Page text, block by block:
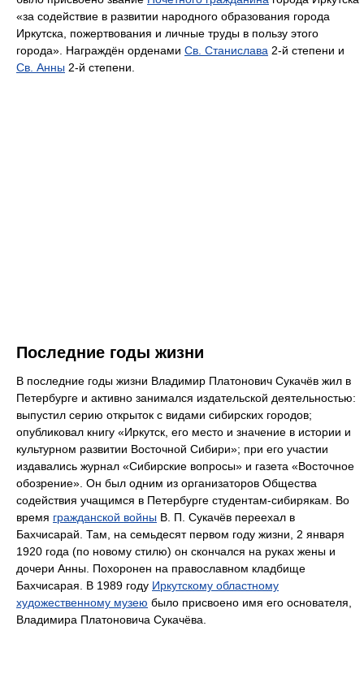
«за содействие в развитии народного образования города
Иркутска, пожертвования и личные труды в пользу этого
города». Награждён орденами Св. Станислава 2-й степени и
Св. Анны 2-й степени.
Последние годы жизни
В последние годы жизни Владимир Платонович Сукачёв жил в
Петербурге и активно занимался издательской деятельностью:
выпустил серию открыток с видами сибирских городов;
опубликовал книгу «Иркутск, его место и значение в истории и
культурном развитии Восточной Сибири»; при его участии
издавались журнал «Сибирские вопросы» и газета «Восточное
обозрение». Он был одним из организаторов Общества
содействия учащимся в Петербурге студентам-сибирякам. Во
время гражданской войны В. П. Сукачёв переехал в
Бахчисарай. Там, на семьдесят первом году жизни, 2 января
1920 года (по новому стилю) он скончался на руках жены и
дочери Анны. Похоронен на православном кладбище
Бахчисарая. В 1989 году Иркутскому областному
художественному музею было присвоено имя его основателя,
Владимира Платоновича Сукачёва.